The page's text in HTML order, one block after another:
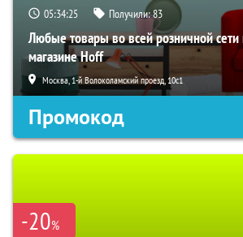
05:34:24 Получили:83
Любые товары во всей розничной сети
магазине Hoff
Москва, 1-й Волоколамский проезд, 10с1
Промокод
-20%